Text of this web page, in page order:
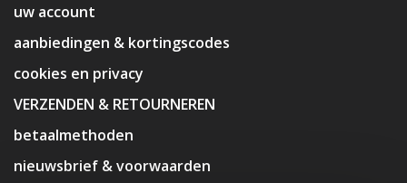
uw account
aanbiedingen & kortingscodes
cookies en privacy
VERZENDEN & RETOURNEREN
betaalmethoden
nieuwsbrief & voorwaarden